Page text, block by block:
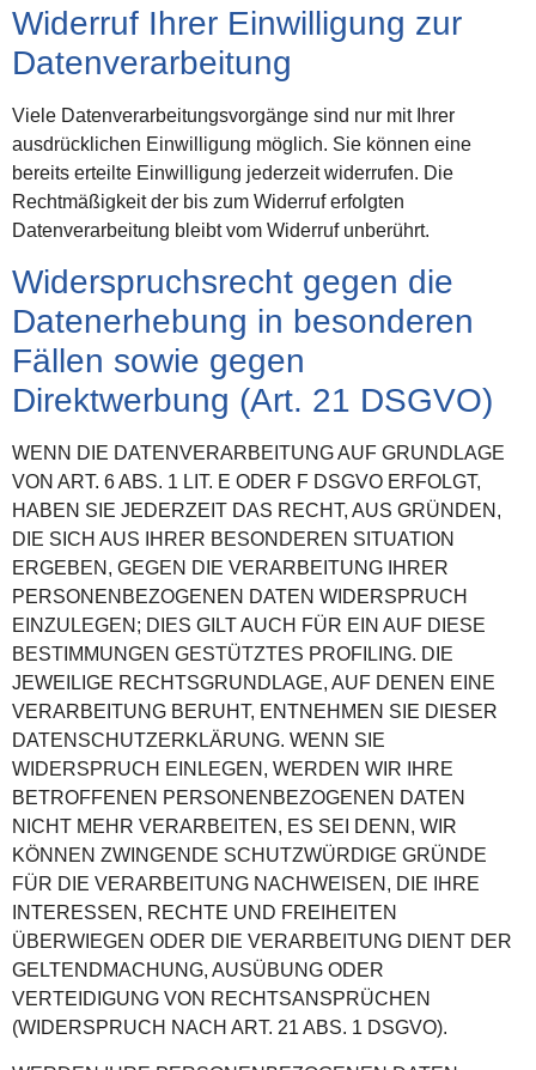
Widerruf Ihrer Einwilligung zur
Datenverarbeitung
Viele Datenverarbeitungsvorgänge sind nur mit Ihrer
ausdrücklichen Einwilligung möglich. Sie können eine
bereits erteilte Einwilligung jederzeit widerrufen. Die
Rechtmäßigkeit der bis zum Widerruf erfolgten
Datenverarbeitung bleibt vom Widerruf unberührt.
Widerspruchsrecht gegen die
Datenerhebung in besonderen
Fällen sowie gegen
Direktwerbung (Art. 21 DSGVO)
WENN DIE DATENVERARBEITUNG AUF GRUNDLAGE
VON ART. 6 ABS. 1 LIT. E ODER F DSGVO ERFOLGT,
HABEN SIE JEDERZEIT DAS RECHT, AUS GRÜNDEN,
DIE SICH AUS IHRER BESONDEREN SITUATION
ERGEBEN, GEGEN DIE VERARBEITUNG IHRER
PERSONENBEZOGENEN DATEN WIDERSPRUCH
EINZULEGEN; DIES GILT AUCH FÜR EIN AUF DIESE
BESTIMMUNGEN GESTÜTZTES PROFILING. DIE
JEWEILIGE RECHTSGRUNDLAGE, AUF DENEN EINE
VERARBEITUNG BERUHT, ENTNEHMEN SIE DIESER
DATENSCHUTZERKLÄRUNG. WENN SIE
WIDERSPRUCH EINLEGEN, WERDEN WIR IHRE
BETROFFENEN PERSONENBEZOGENEN DATEN
NICHT MEHR VERARBEITEN, ES SEI DENN, WIR
KÖNNEN ZWINGENDE SCHUTZWÜRDIGE GRÜNDE
FÜR DIE VERARBEITUNG NACHWEISEN, DIE IHRE
INTERESSEN, RECHTE UND FREIHEITEN
ÜBERWIEGEN ODER DIE VERARBEITUNG DIENT DER
GELTENDMACHUNG, AUSÜBUNG ODER
VERTEIDIGUNG VON RECHTSANSPRÜCHEN
(WIDERSPRUCH NACH ART. 21 ABS. 1 DSGVO).